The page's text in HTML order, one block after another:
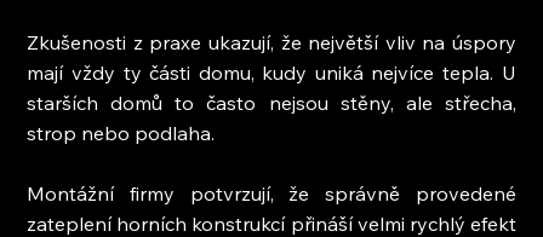
Zkušenosti z praxe ukazují, že největší vliv na úspory
mají vždy ty části domu, kudy uniká nejvíce tepla. U
starších domů to často nejsou stěny, ale střecha,
strop nebo podlaha.
Montážní firmy potvrzují, že správně provedené
zateplení horních konstrukcí přináší velmi rychlý efekt